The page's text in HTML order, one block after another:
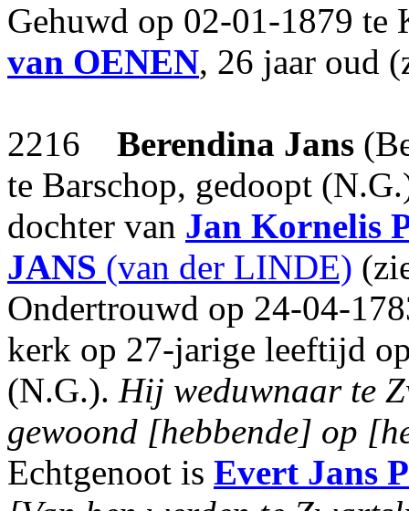
Gehuwd op 02-01-1879 te
van OENEN, 26 jaar oud
2216 Berendina Jans
te Barschop, gedoopt
dochter van Jan Kornelis
JANS (van der LINDE)
Ondertrouwd op 24-04-
kerk op 27-jarige leeftijd
(N.G.). Hij weduwnaar te
gewoond [hebbende] op
Echtgenoot is Evert Jans